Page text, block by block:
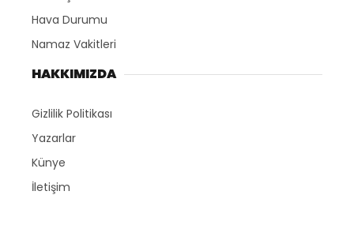
Hava Durumu
Namaz Vakitleri
HAKKIMIZDA
Gizlilik Politikası
Yazarlar
Künye
İletişim